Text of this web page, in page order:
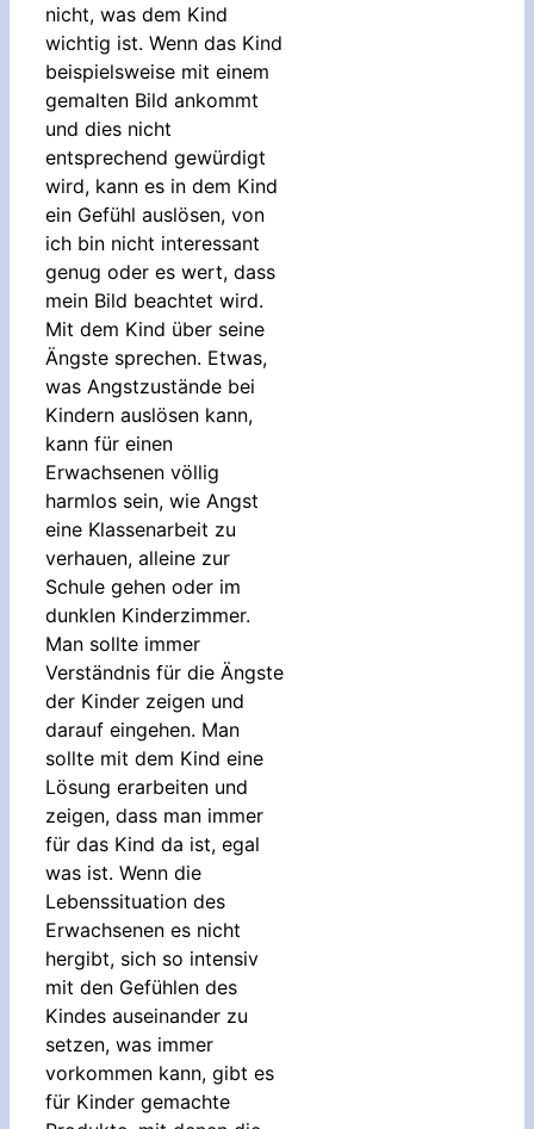
nicht, was dem Kind
wichtig ist. Wenn das Kind
beispielsweise mit einem
gemalten Bild ankommt
und dies nicht
entsprechend gewürdigt
wird, kann es in dem Kind
ein Gefühl auslösen, von
ich bin nicht interessant
genug oder es wert, dass
mein Bild beachtet wird.
Mit dem Kind über seine
Ängste sprechen. Etwas,
was Angstzustände bei
Kindern auslösen kann,
kann für einen
Erwachsenen völlig
harmlos sein, wie Angst
eine Klassenarbeit zu
verhauen, alleine zur
Schule gehen oder im
dunklen Kinderzimmer.
Man sollte immer
Verständnis für die Ängste
der Kinder zeigen und
darauf eingehen. Man
sollte mit dem Kind eine
Lösung erarbeiten und
zeigen, dass man immer
für das Kind da ist, egal
was ist. Wenn die
Lebenssituation des
Erwachsenen es nicht
hergibt, sich so intensiv
mit den Gefühlen des
Kindes auseinander zu
setzen, was immer
vorkommen kann, gibt es
für Kinder gemachte